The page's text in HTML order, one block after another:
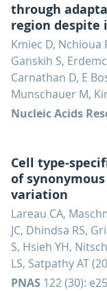
through
region despite
Kmiec D, Nchioua
Ganskih S,
Carnathan D, E
Munschauer M,
Nucleic Acids
Cell type-
of
variation
Lareau CA,
JC, Dhindsa RS,
S, Hsieh YH,
LS, Satpathy AT
PNAS 122 (30):